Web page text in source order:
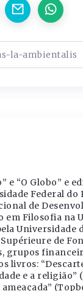
e “O Globo” e
Federal do
de
em Filosofia na
Universidade
de
grupos
livros:
e a religião”